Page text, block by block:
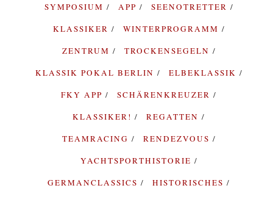
SYMPOSIUM
APP
SEENOTRETTER
KLASSIKER
WINTERPROGRAMM
ZENTRUM
TROCKENSEGELN
KLASSIK POKAL BERLIN
ELBEKLASSIK
FKY APP
SCHÄRENKREUZER
KLASSIKER!
REGATTEN
TEAMRACING
RENDEZVOUS
YACHTSPORTHISTORIE
GERMANCLASSICS
HISTORISCHES